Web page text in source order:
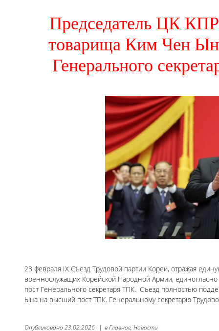
Председатель ЦК
товарища Ким Чен
Генерального
23 февраля IX Съезд Трудовой партии Кореи, отражая
военнослужащих Корейской Народной Армии,
пост Генерального секретаря ТПК. Съезд полностью
Ына на высший пост ТПК. Генеральному секретарю
Опубликовано 23.02.2026 | вГлавное, Новости